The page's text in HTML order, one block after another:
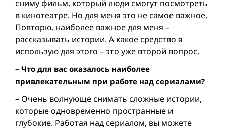
сниму фильм, который люди смогут посмотреть
в кинотеатре. Но для меня это не самое важное.
Повторю, наиболее важное для меня –
рассказывать истории. А какое средство я
использую для этого – это уже второй вопрос.
– Что для вас оказалось наиболее
привлекательным при работе над сериалами?
– Очень волнующе снимать сложные истории,
которые одновременно пространные и
глубокие. Работая над сериалом, вы можете